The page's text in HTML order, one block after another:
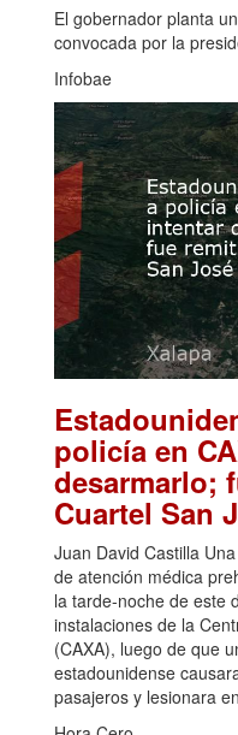
El gobernador planta
convocada por la
Infobae
policía en
desarmarlo;
Cuartel San
Juan David Castilla
de atención médica
la tarde-noche de este
instalaciones de la
(CAXA), luego de que
estadounidense
pasajeros y lesionara